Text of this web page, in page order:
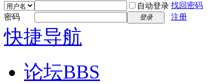
自动登录 找回密码
密码
登录 注册
快捷导航
论坛BBS